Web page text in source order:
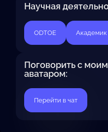
Научная
ODTOE Академик
Поговорить с
аватаром:
Перейти в чат